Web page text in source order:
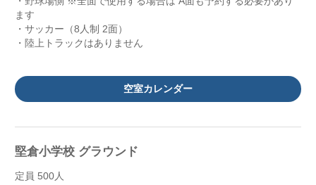
ます
・サッカー（8人制 2面）
・陸上トラックはありません
空室カレンダー
堅倉小学校 グラウンド
定員 500人